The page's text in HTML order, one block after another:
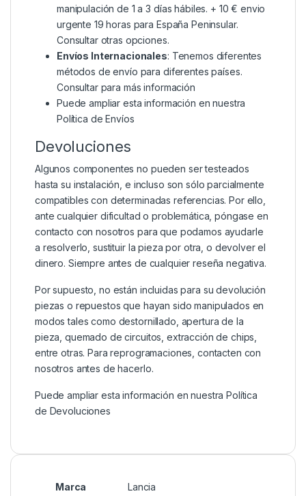
manipulación de 1 a 3 días hábiles. + 10 € envio
urgente 19 horas para España Peninsular.
Consultar otras opciones.
Envíos Internacionales: Tenemos diferentes
métodos de envío para diferentes países.
Consultar para más información
Puede ampliar esta información en nuestra
Política de Envíos
Devoluciones
Algunos componentes no pueden ser testeados
hasta su instalación, e incluso son sólo parcialmente
compatibles con determinadas referencias. Por ello,
ante cualquier dificultad o problemática, póngase en
contacto con nosotros para que podamos ayudarle
a resolverlo, sustituir la pieza por otra, o devolver el
dinero. Siempre antes de cualquier reseña negativa.
Por supuesto, no están incluidas para su devolución
piezas o repuestos que hayan sido manipulados en
modos tales como destornillado, apertura de la
pieza, quemado de circuitos, extracción de chips,
entre otras. Para reprogramaciones, contacten con
nosotros antes de hacerlo.
Puede ampliar esta información en nuestraPolítica
de Devoluciones
Marca Lancia